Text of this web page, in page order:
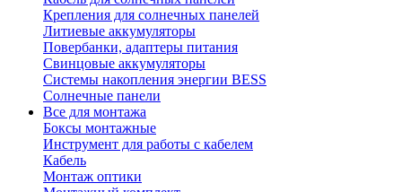
Крепления для солнечных панелей
Литиевые аккумуляторы
Повербанки, адаптеры питания
Свинцовые аккумуляторы
Системы накопления энергии BESS
Солнечные панели
Все для монтажа
Боксы монтажные
Инструмент для работы с кабелем
Кабель
Монтаж оптики